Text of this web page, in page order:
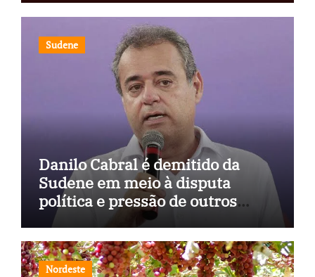
Sudene
Danilo Cabral é demitido da
Sudene em meio à disputa
política e pressão de outros
estados
Nordeste